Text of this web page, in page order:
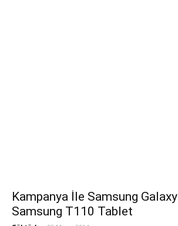
Kampanya İle Samsung
Samsung T110 Tablet